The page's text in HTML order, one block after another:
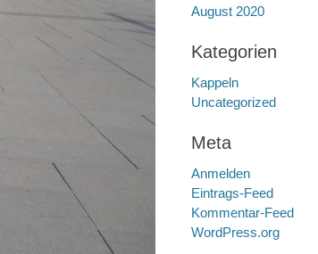
August 2020
Kategorien
Kappeln
Uncategorized
Meta
Anmelden
Eintrags-Feed
Kommentar-Feed
WordPress.org